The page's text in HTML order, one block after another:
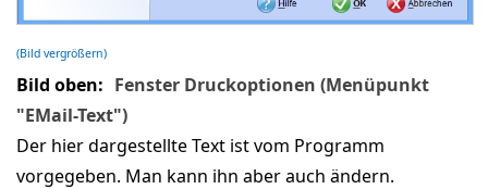
(Bild vergrößern)
Bild oben: Fenster Druckoptionen (Menüpunkt
"EMail-Text")
Der hier dargestellte Text ist vom Programm
vorgegeben. Man kann ihn aber auch ändern.